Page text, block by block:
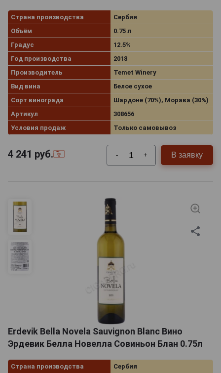
Страна производства
Сербия
Объём
0.75 л
Градус
12.5%
Год производства
2018
Производитель
Temet Winery
Вид вина
Белое сухое
Сорт винограда
Шардоне (70%), Морава (30%)
Артикул
308656
Условия продаж
Только самовывоз
4 241 руб. - + В заявку
Erdevik Bella Novela Sauvignon Blanc Вино
Эрдевик Белла Новелла Совиньон Блан 0.75л
Страна производства
Сербия